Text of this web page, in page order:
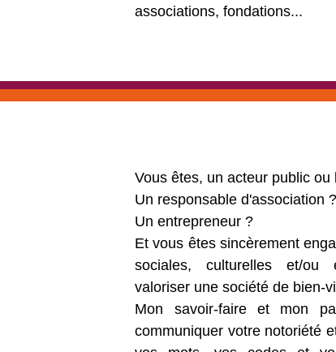
associations, fondations...
Vous êtes, un acteur public ou
Un responsable d'association ?
Un entrepreneur ?
Et vous êtes sincèrement
sociales, culturelles et/ou
valoriser une société de bien-
Mon savoir-faire et mon
communiquer votre notoriété